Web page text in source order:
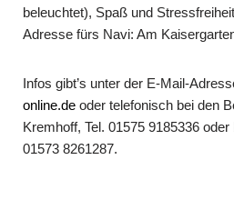
beleuchtet), Spaß und
Adresse fürs Navi: Am
Infos gibt’s unter der E-Mail-
online.de oder telefonisch bei den
Kremhoff, Tel. 01575 9185336 oder
01573 8261287.